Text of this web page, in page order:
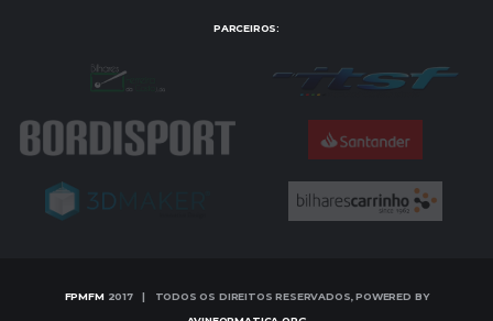
PARCEIROS:
FPMFM2017 | TODOS OS DIREITOS RESERVADOS, POWERED BY